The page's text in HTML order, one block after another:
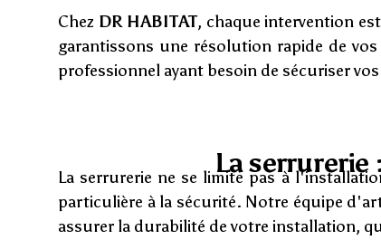
Chez DR HABITAT, chaque intervention
garantissons une résolution rapide de
professionnel ayant besoin de sécuriser
La
La serrurerie ne se limite pas à
particulière à la sécurité. Notre équipe
assurer la durabilité de votre installation,